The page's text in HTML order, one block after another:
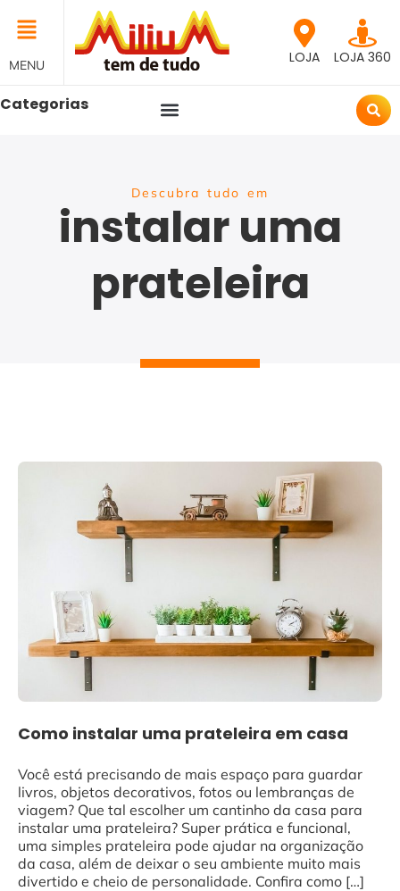
MENU LOJA LOJA 360
Categorias
Descubra tudo em
instalar uma
prateleira
Como instalar uma prateleira em casa
Você está precisando de mais espaço para guardar
livros, objetos decorativos, fotos ou lembranças de
viagem? Que tal escolher um cantinho da casa para
instalar uma prateleira? Super prática e funcional,
uma simples prateleira pode ajudar na organização
da casa, além de deixar o seu ambiente muito mais
divertido e cheio de personalidade. Confira como […]